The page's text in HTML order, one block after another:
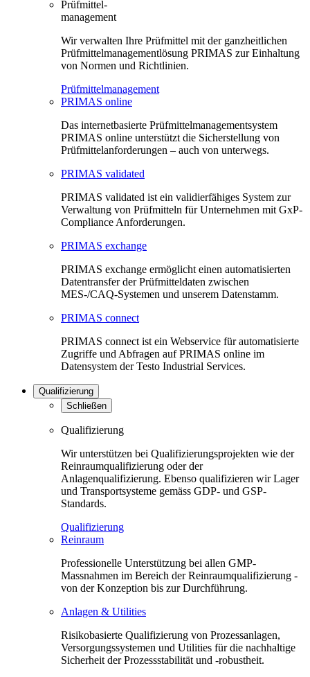
Prüfmittel-
management
Wir verwalten Ihre Prüfmittel mit der ganzheitlichen
Prüfmittelmanagementlösung PRIMAS zur Einhaltung
von Normen und Richtlinien.
Prüfmittelmanagement
PRIMAS online
Das internetbasierte Prüfmittelmanagementsystem
PRIMAS online unterstützt die Sicherstellung von
Prüfmittelanforderungen – auch von unterwegs.
PRIMAS validated
PRIMAS validated ist ein validierfähiges System zur
Verwaltung von Prüfmitteln für Unternehmen mit GxP-
Compliance Anforderungen.
PRIMAS exchange
PRIMAS exchange ermöglicht einen automatisierten
Datentransfer der Prüfmitteldaten zwischen
MES-/CAQ-Systemen und unserem Datenstamm.
PRIMAS connect
PRIMAS connect ist ein Webservice für automatisierte
Zugriffe und Abfragen auf PRIMAS online im
Datensystem der Testo Industrial Services.
Qualifizierung
Schließen
Qualifizierung
Wir unterstützen bei Qualifizierungsprojekten wie der
Reinraumqualifizierung oder der
Anlagenqualifizierung. Ebenso qualifizieren wir Lager
und Transportsysteme gemäss GDP- und GSP-
Standards.
Qualifizierung
Reinraum
Professionelle Unterstützung bei allen GMP-
Massnahmen im Bereich der Reinraumqualifizierung -
von der Konzeption bis zur Durchführung.
Anlagen & Utilities
Risikobasierte Qualifizierung von Prozessanlagen,
Versorgungssystemen und Utilities für die nachhaltige
Sicherheit der Prozessstabilität und -robustheit.